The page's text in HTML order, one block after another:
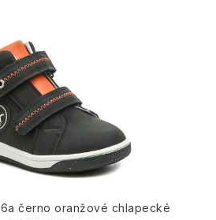
černo oranžové chlapecké